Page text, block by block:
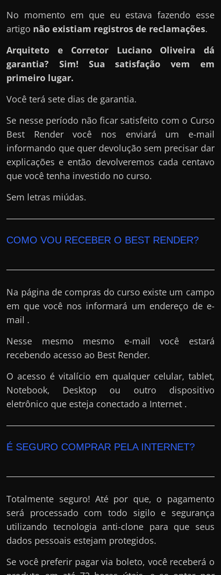
No momento em que eu estava fazendo esse
artigo não existiam registros de reclamações.
Arquiteto e Corretor Luciano Oliveira dá
garantia? Sim! Sua satisfação vem em
primeiro lugar.
Você terá sete dias de garantia.
Se nesse período não ficar satisfeito com o Curso
Best Render você nos enviará um e-mail
informando que quer devolução sem precisar dar
explicações e então devolveremos cada centavo
que você tenha investido no curso.
Sem letras miúdas.
COMO VOU RECEBER O BEST RENDER?
Na página de compras do curso existe um campo
em que você nos informará um endereço de e-
mail .
Nesse mesmo mesmo e-mail você estará
recebendo acesso ao Best Render.
O acesso é vitalício em qualquer celular, tablet,
Notebook, Desktop ou outro dispositivo
eletrônico que esteja conectado a Internet .
É SEGURO COMPRAR PELA INTERNET?
Totalmente seguro! Até por que, o pagamento
será processado com todo sigilo e segurança
utilizando tecnologia anti-clone para que seus
dados pessoais estejam protegidos.
Se você preferir pagar via boleto, você receberá o